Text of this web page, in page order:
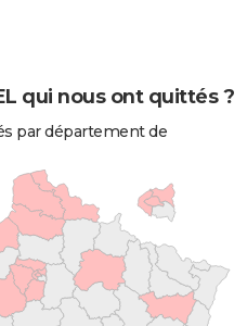
qui nous ont quittés ?
par département de